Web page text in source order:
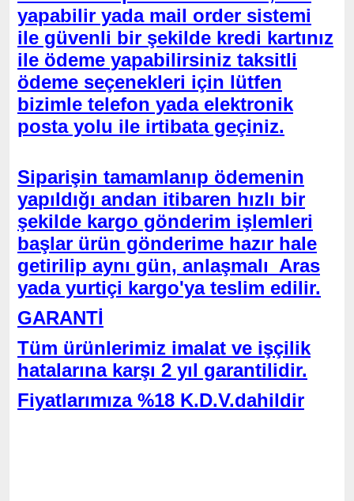
yapabilir yada mail order sistemi
ile güvenli bir şekilde kredi kartınız
ile ödeme yapabilirsiniz taksitli
ödeme seçenekleri için lütfen
bizimle telefon yada elektronik
posta yolu ile irtibata geçiniz.
Siparişin tamamlanıp ödemenin
yapıldığı andan itibaren hızlı bir
şekilde kargo gönderim işlemleri
başlar ürün gönderime hazır hale
getirilip aynı gün, anlaşmalı Aras
yada yurtiçi kargo'ya teslim edilir.
GARANTİ
Tüm ürünlerimiz imalat ve işçilik
hatalarına karşı 2 yıl garantilidir.
Fiyatlarımıza %18 K.D.V.dahildir